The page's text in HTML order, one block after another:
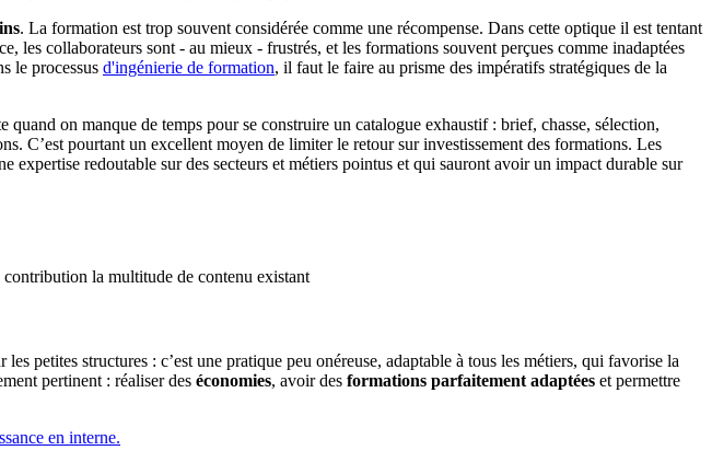
. La formation est trop souvent considérée comme une récompense. Dans cette optique il est tentant
les collaborateurs sont - au mieux - frustrés, et les formations souvent perçues comme inadaptées
le processus d'ingénierie de formation, il faut le faire au prisme des impératifs stratégiques de la
quand on manque de temps pour se construire un catalogue exhaustif : brief, chasse, sélection,
C’est pourtant un excellent moyen de limiter le retour sur investissement des formations. Les
expertise redoutable sur des secteurs et métiers pointus et qui sauront avoir un impact durable sur
contribution la multitude de contenu existant
petites structures : c’est une pratique peu onéreuse, adaptable à tous les métiers, qui favorise la
pertinent : réaliser des économies, avoir des formations parfaitement adaptées et permettre
en interne.